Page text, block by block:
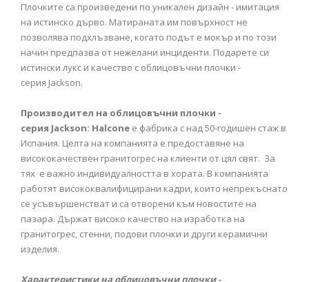
Плочките са произведени по уникален дизайн - имитация
на истинско дърво. Матираната им повърхност не
позволява подхлъзване, когато подът е мокър и по този
начин предпазва от нежелани инциденти. Подарете си
истински лукс и качество с облицовъчни плочки -
серия Jackson.
Производител на облицовъчни плочки -
серия Jackson: Halcone е фабрика с над 50-годишен стаж в
Испания. Целта на компанията е предоставяне на
висококачествен гранитогрес на клиенти от цял свят. За
тях е важно индивидуалността в хората. В компанията
работят висококвалифицирани кадри, които непрекъснато
се усъвършенстват и са отворени към новостите на
пазара. Държат високо качество на изработка на
гранитогрес, стенни, подови плочки и други керамични
изделия.
Характеристики на облицовъчни плочки -